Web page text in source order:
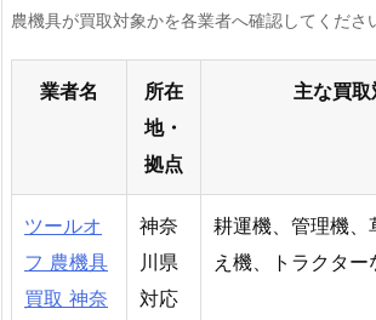
農機具が買取対象かを各業者へ確認してくださ
業者名
所在
地・
拠点
主な買取
ツールオ
フ 農機具
買取 神奈
神奈
川県
対応
耕運機、管理機、
え機、トラクター